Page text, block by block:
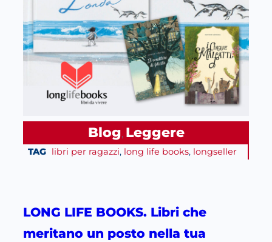
Blog, Leggere
TAG libri per ragazzi, long life books, longseller
LONG LIFE BOOKS. Libri che
meritano un posto nella tua